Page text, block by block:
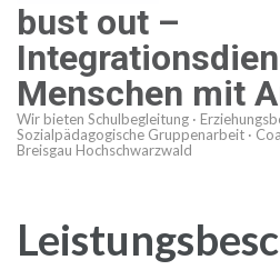
bust out –
Menschen mit
Wir bieten Schulbegleitung ·
Sozialpädagogische Gruppenarbeit ·
Breisgau Hochschwarzwald